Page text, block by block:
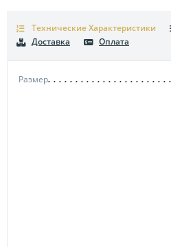
Технические Характеристики
Размер
Доставка
Оплата